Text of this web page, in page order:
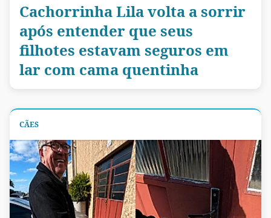
Cachorrinha Lila volta a sorrir
após entender que seus
filhotes estavam seguros em
lar com cama quentinha
CÃES